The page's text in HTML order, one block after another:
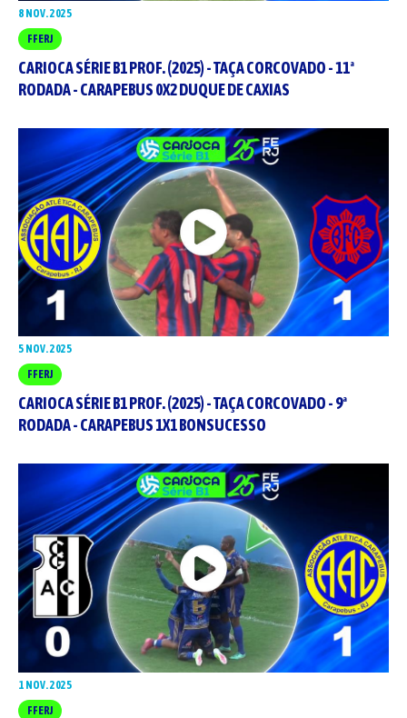
8 NOV. 2025
FFERJ
CARIOCA SÉRIE B1 PROF. (2025) - TAÇA CORCOVADO - 11ª
RODADA - CARAPEBUS 0X2 DUQUE DE CAXIAS
5 NOV. 2025
FFERJ
CARIOCA SÉRIE B1 PROF. (2025) - TAÇA CORCOVADO - 9ª
RODADA - CARAPEBUS 1X1 BONSUCESSO
1 NOV. 2025
FFERJ